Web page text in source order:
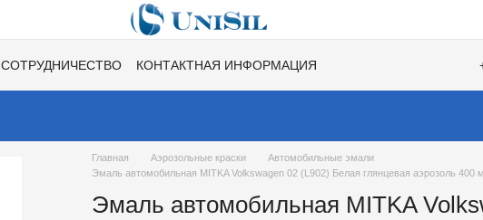
СОТРУДНИЧЕСТВО
КОНТАКТНАЯ ИНФОРМАЦИЯ
Главная Аэрозольные краски
Автомобильные эмали
Эмаль автомобильная MITKA Volkswagen 02 (L902) Белая глянцевая аэрозоль 400
Эмаль автомобильная MITKA